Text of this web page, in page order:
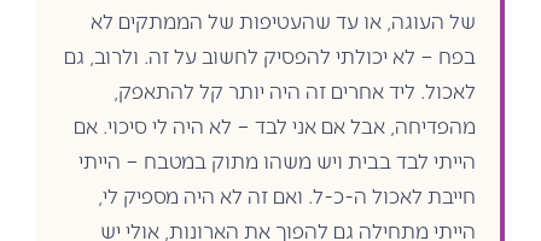
של העוגה, או עד שהעטיפות של הממתקים לא
בפח – לא יכולתי להפסיק לחשוב על זה. ולרוב, גם
לאכול. ליד אחרים זה היה יותר קל להתאפק,
מהפדיחה, אבל אם אני לבד – לא היה לי סיכוי. אם
הייתי לבד בבית ויש משהו מתוק במטבח – הייתי
חייבת לאכול ה-כ-ל. ואם זה לא היה מספיק לי,
הייתי מתחילה גם להפוך את הארונות, אולי יש